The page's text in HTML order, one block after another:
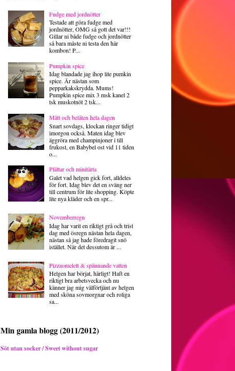
Fudge med jordnötter
Testade att göra fudge med
jordnötter, OMG så gott det var!!!
Gillar ni både fudge och jordnötter
så bara måste ni testa den här
kombon! P...
Pumpkin spice
Idag blandade jag ihop lite pumkin
spice. Är nästan som
pepparkakskrydda. Mums!
Pumpkin spice mix 3 msk kanel 2
tsk muskotnöt 2 tsk...
Mätt och belåten hela dagen
Snart sovdags, klockan ringer tidigt
imorgon också. Maten idag blev
äggröra med champinjoner i till
frukost, en Babybel ost vid 11 tiden
o...
Plättar och minitårta
Galet vad helgen gick fort, alldeles
för fort. Idag blev det en sväng ner
till centrum för lite shopping. Köpte
lite nya kläder och en spr...
Novemberregn
Idag har varit en riktigt grå och trist
dag med ösregn nästan hela dagen,
nästan så jag hade föredragit snö
istället. När det dessutom är ...
Pizzaomelett & spännande vatten
Helgen har börjat, härligt! Haft en
riktigt bra arbetsvecka och nu
känner jag mig välförtjänt av helgen
med sköna sovmorgnar och roliga
sa...
Min gamla blogg (2011/2012)
Söt utan socker / Sweet without sugar